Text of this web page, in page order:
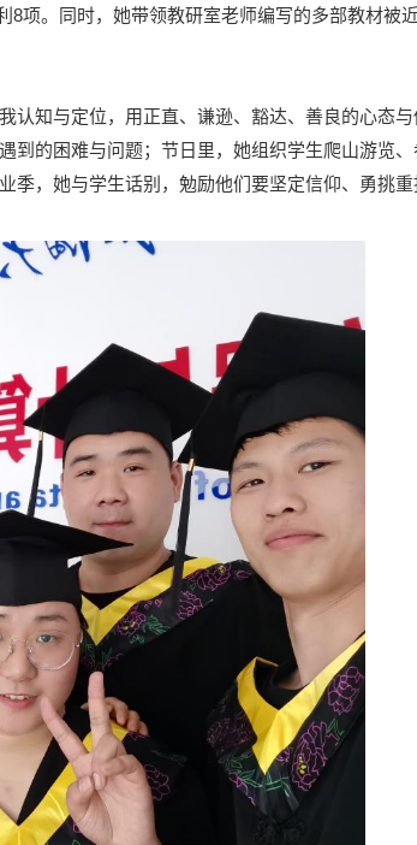
项。同时，她带领教研室老师编写的多部教材被
知与定位，用正直、谦逊、豁达、善良的心态
的困难与问题；节日里，她组织学生爬山游览
，她与学生话别，勉励他们要坚定信仰、勇挑